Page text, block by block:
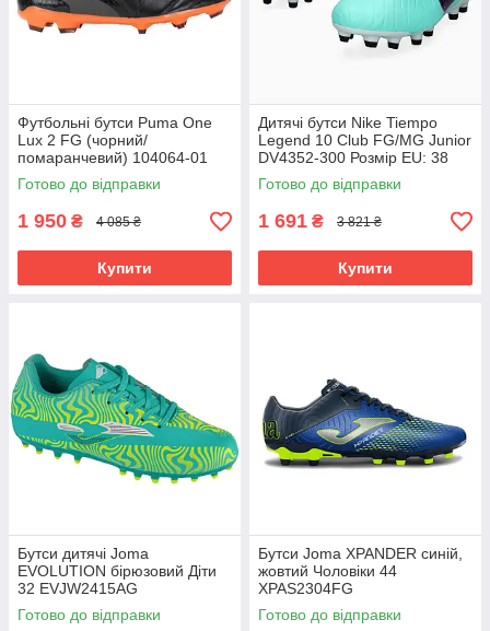
Футбольні бутси Puma One
Lux 2 FG (чорний/
помаранчевий) 104064-01
Розмір EU: 44
Готово до відправки
1 950 ₴ 4 085 ₴
Купити
Дитячі бутси Nike Tiempo
Legend 10 Club FG/MG Junior
DV4352-300 Розмір EU: 38
Готово до відправки
1 691 ₴ 3 821 ₴
Купити
Бутси дитячі Joma
EVOLUTION бірюзовий Діти
32 EVJW2415AG
Готово до відправки
Бутси Joma XPANDER синій,
жовтий Чоловіки 44
XPAS2304FG
Готово до відправки